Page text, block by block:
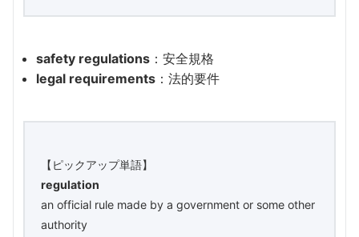
safety regulations ：安全規格
legal requirements ：法的要件
【ピックアップ単語】
regulation
an official rule made by a government or some other
authority